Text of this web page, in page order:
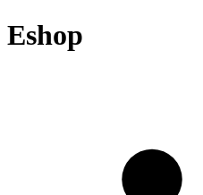
Eshop